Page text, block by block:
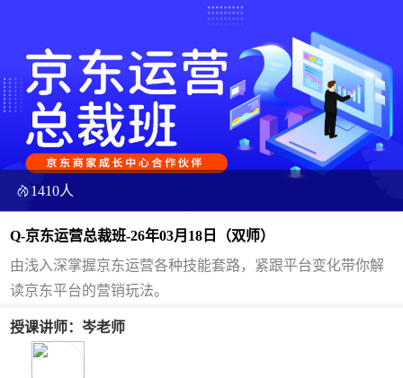
1410人
Q-京东运营总裁班-26年03月18日（双师）
由浅入深掌握京东运营各种技能套路，紧跟平台变化带你解
读京东平台的营销玩法。
授课讲师：岑老师